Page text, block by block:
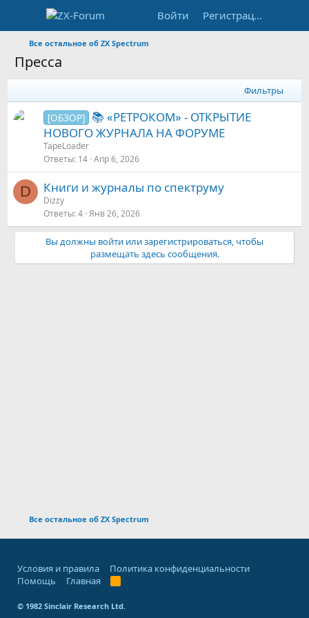
Войти Регистрация
Все остальное об ZX Spectrum
Пресса
Фильтры
[ОБЗОР] 📚 «РЕТРОКОМ» - ОТКРЫТИЕ
НОВОГО ЖУРНАЛА НА ФОРУМЕ
TapeLoader
Ответы 14 Апр 6, 2026
D Книги и журналы по спектруму
Dizzy
Ответы 4 Янв 26, 2026
Вы должны войти или зарегистрироваться, чтобы
размещать здесь сообщения.
Все остальное об ZX Spectrum
Условия и правила
Политика конфиденциальности
Помощь
Главная
R
© 1982 Sinclair Research Ltd.